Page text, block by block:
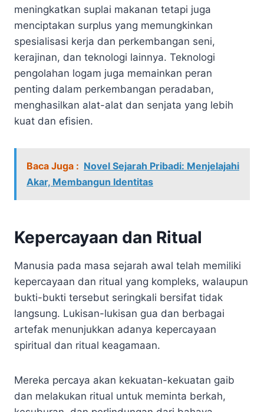
meningkatkan suplai makanan tetapi juga
menciptakan surplus yang memungkinkan
spesialisasi kerja dan perkembangan seni,
kerajinan, dan teknologi lainnya. Teknologi
pengolahan logam juga memainkan peran
penting dalam perkembangan peradaban,
menghasilkan alat-alat dan senjata yang lebih
kuat dan efisien.
Baca Juga : Novel Sejarah Pribadi: Menjelajahi
Akar, Membangun Identitas
Kepercayaan dan Ritual
Manusia pada masa sejarah awal telah memiliki
kepercayaan dan ritual yang kompleks, walaupun
bukti-bukti tersebut seringkali bersifat tidak
langsung. Lukisan-lukisan gua dan berbagai
artefak menunjukkan adanya kepercayaan
spiritual dan ritual keagamaan.
Mereka percaya akan kekuatan-kekuatan gaib
dan melakukan ritual untuk meminta berkah,